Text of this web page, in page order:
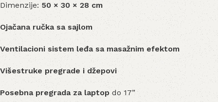
Dimenzije: 50 × 30 × 28 cm
Ojačana ručka sa sajlom
Ventilacioni sistem leđa sa masažnim efektom
Višestruke pregrade i džepovi
Posebna pregrada za laptopdo 17”